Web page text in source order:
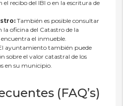
el recibo del IBI o en la escritura de
También es posible consultar
la oficina del Catastro de la
el inmueble.
ayuntamiento también puede
sobre el valor catastral de los
en su municipio.
(FAQ’s)